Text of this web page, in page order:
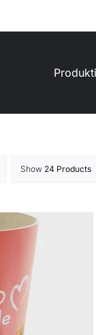
Show 24 Products